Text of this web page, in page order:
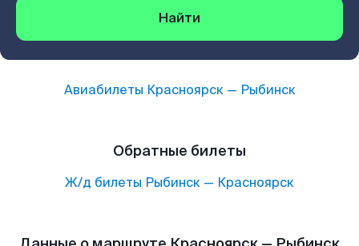
Найти
Авиабилеты Красноярск— Рыбинск
Обратные билеты
Ж/д билеты Рыбинск — Красноярск